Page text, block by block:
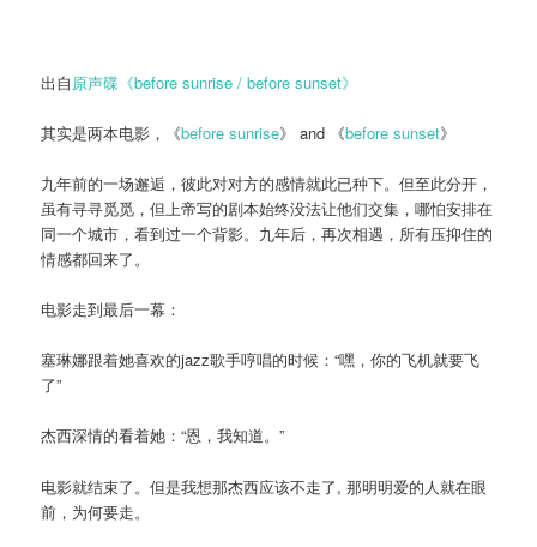
出自原声碟《before sunrise / before sunset》
其实是两本电影，《before sunrise》 and 《before sunset》
九年前的一场邂逅，彼此对对方的感情就此已种下。但至此分开，
虽有寻寻觅觅，但上帝写的剧本始终没法让他们交集，哪怕安排在
同一个城市，看到过一个背影。九年后，再次相遇，所有压抑住的
情感都回来了。
电影走到最后一幕：
塞琳娜跟着她喜欢的jazz歌手哼唱的时候：“嘿，你的飞机就要飞
了”
杰西深情的看着她：“恩，我知道。”
电影就结束了。但是我想那杰西应该不走了, 那明明爱的人就在眼
前，为何要走。